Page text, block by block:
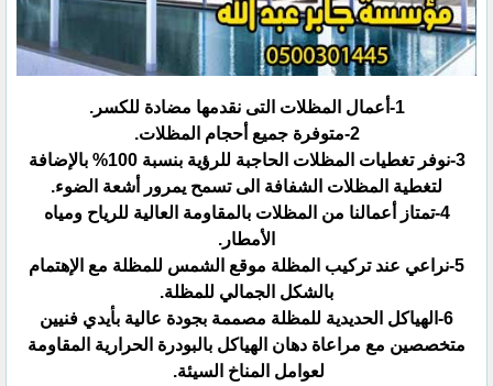
‏1-أعمال المظلات التى نقدمها مضادة للكسر.‏
‏2-متوفرة جميع أحجام المظلات.‏
‏3-نوفر تغطيات المظلات الحاجبة للرؤية بنسبة 100% بالإضافة
لتغطية المظلات الشفافة الى تسمح يمرور أشعة ‏الضوء.‏
‏4-تمتاز أعمالنا من المظلات بالمقاومة العالية للرياح ومياه
الأمطار.‏
‏5-نراعي عند تركيب المظلة موقع الشمس للمظلة مع الإهتمام
بالشكل الجمالي للمظلة.‏
‏6-الهياكل الحديدية للمظلة مصممة بجودة عالية بأيدي فنيين
متخصصين مع مراعاة دهان الهياكل بالبودرة الحرارية ‏المقاومة
لعوامل المناخ السيئة. ‏